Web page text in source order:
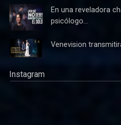
En una reveladora
psicólogo...
Venevision
Instagram